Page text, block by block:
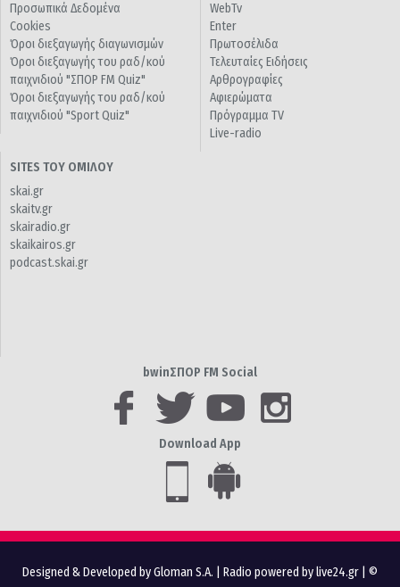
Προσωπικά Δεδομένα
Cookies
Όροι διεξαγωγής διαγωνισμών
Όροι διεξαγωγής του ραδ/κού
παιχνιδιού "ΣΠΟΡ FM Quiz"
Όροι διεξαγωγής του ραδ/κού
παιχνιδιού "Sport Quiz"
WebTv
Enter
Πρωτοσέλιδα
Τελευταίες Ειδήσεις
Αρθρογραφίες
Αφιερώματα
Πρόγραμμα TV
Live-radio
SITES ΤΟΥ ΟΜΙΛΟΥ
skai.gr
skaitv.gr
skairadio.gr
skaikairos.gr
podcast.skai.gr
bwinΣΠΟΡ FM Social
Download App
Designed & Developed by Gloman S.A. Radio powered by live24.gr | ©